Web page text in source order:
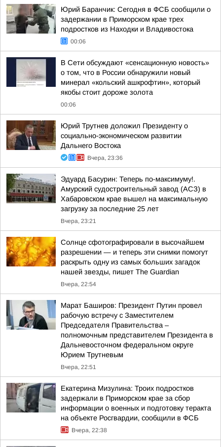
Юрий Баранчик: Сегодня в ФСБ сообщили о
задержании в Приморском крае трех
подростков из Находки и Владивостока
00:06
В Сети обсуждают «сенсационную новость»
о том, что в России обнаружили новый
минерал «кольский ашкрофтин», который
якобы стоит дороже золота
00:06
Юрий Трутнев доложил Президенту о
социально-экономическом развитии
Дальнего Востока
Вчера, 23:36
Эдуард Басурин: Теперь по-максимуму!.
Амурский судостроительный завод (АСЗ) в
Хабаровском крае вышел на максимальную
загрузку за последние 25 лет
Вчера, 23:21
Солнце сфотографировали в высочайшем
разрешении — и теперь эти снимки помогут
раскрыть одну из самых больших загадок
нашей звезды, пишет The Guardian
Вчера, 22:54
Марат Баширов: Президент Путин провел
рабочую встречу с Заместителем
Председателя Правительства –
полномочным представителем Президента в
Дальневосточном федеральном округе
Юрием Трутневым
Вчера, 22:51
Екатерина Мизулина: Троих подростков
задержали в Приморском крае за сбор
информации о военных и подготовку теракта
на объекте Росгвардии, сообщили в ФСБ
Вчера, 22:38